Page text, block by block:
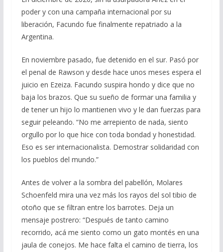
poder y con una campaña internacional por su
liberación, Facundo fue finalmente repatriado a la
Argentina.
En noviembre pasado, fue detenido en el sur. Pasó por
el penal de Rawson y desde hace unos meses espera el
juicio en Ezeiza. Facundo suspira hondo y dice que no
baja los brazos. Que su sueño de formar una familia y
de tener un hijo lo mantienen vivo y le dan fuerzas para
seguir peleando. “No me arrepiento de nada, siento
orgullo por lo que hice con toda bondad y honestidad.
Eso es ser internacionalista. Demostrar solidaridad con
los pueblos del mundo.”
Antes de volver a la sombra del pabellón, Molares
Schoenfeld mira una vez más los rayos del sol tibio de
otoño que se filtran entre los barrotes. Deja un
mensaje postrero: “Después de tanto camino
recorrido, acá me siento como un gato montés en una
jaula de conejos. Me hace falta el camino de tierra, los